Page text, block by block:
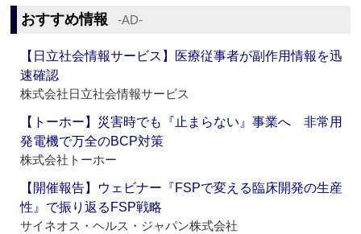
おすすめ情報 ‐AD‐
【日立社会情報サービス】医療従事者が副作用情報を迅
速確認
株式会社日立社会情報サービス
【トーホー】災害時でも『止まらない』事業へ 非常用
発電機で万全のBCP対策
株式会社トーホー
【開催報告】ウェビナー『FSPで変える臨床開発の生産
性』で振り返るFSP戦略
サイネオス・ヘルス・ジャパン株式会社